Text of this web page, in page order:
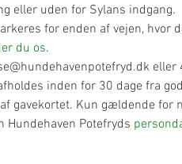
eller uden for Sylans indgang.
for enden af vejen, hvor
du os.
eller
inden for 30 dage fra
gavekortet. Kun gældende for
Hundehaven Potefryds